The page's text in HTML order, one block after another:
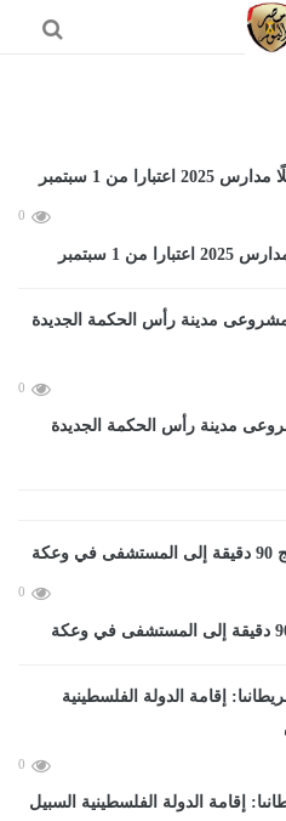
0
1 سبتمبر
0
مدينة رأس الحكمة الجديدة
0
0
إقامة الدولة الفلسطينية السبيل